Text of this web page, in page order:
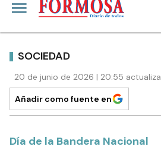
SOCIEDAD
20 de junio de 2026 | 20:55
Añadir como fuente en
Día de la Bandera Nacional